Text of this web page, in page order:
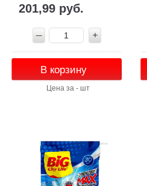
201,99 руб.
В корзину
Цена за - шт